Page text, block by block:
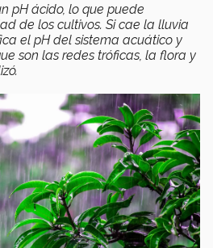
pH ácido, lo que puede
de los cultivos. Si cae la lluvia
el pHdel sistema acuático y
son las redes tróficas, la flora y